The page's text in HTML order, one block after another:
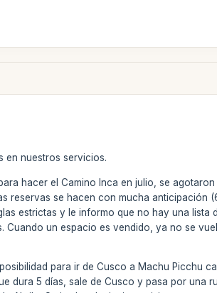
en nuestros servicios.
hacer el Camino Inca en julio, se
reservas se hacen con mucha anticipación
estrictas y le informo que no hay una
Cuando un espacio es vendido, ya no se
para ir de Cusco a Machu Picchu
dura 5 días, sale de Cusco y pasa por una